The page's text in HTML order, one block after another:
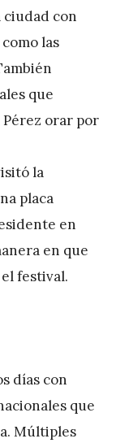
con
las
que
Pérez orar por
la
placa
en
en que
festival.
días con
que
Múltiples